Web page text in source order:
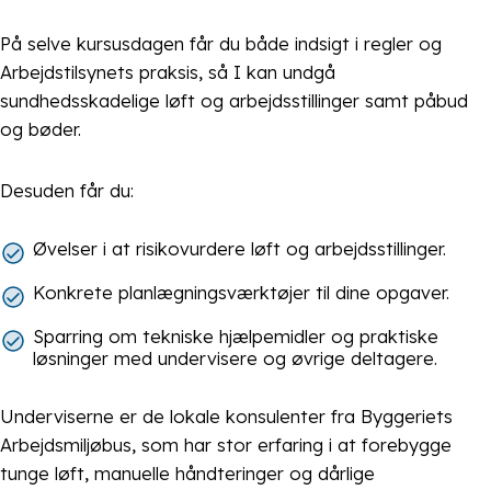
På selve kursusdagen får du både indsigt i regler og
Arbejdstilsynets praksis, så I kan undgå
sundhedsskadelige løft og arbejdsstillinger samt påbud
og bøder.
Desuden får du:
Øvelser i at risikovurdere løft og arbejdsstillinger.
Konkrete planlægningsværktøjer til dine opgaver.
Sparring om tekniske hjælpemidler og praktiske
løsninger med undervisere og øvrige deltagere.
Underviserne er de lokale konsulenter fra Byggeriets
Arbejdsmiljøbus, som har stor erfaring i at forebygge
tunge løft, manuelle håndteringer og dårlige